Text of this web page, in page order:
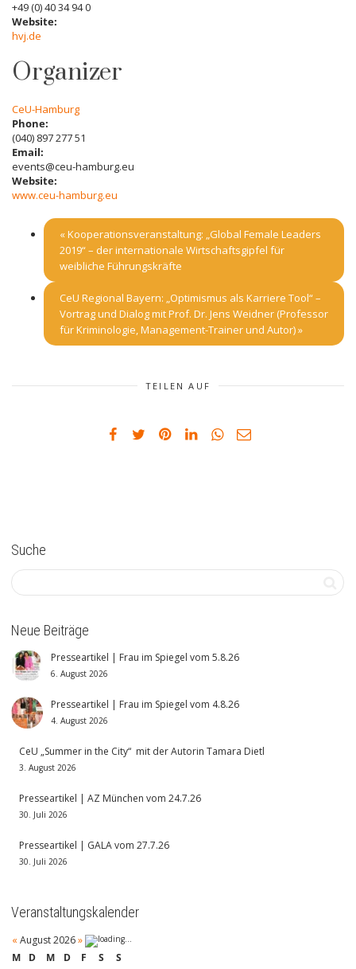
+49 (0) 40 34 94 0
Website:
hvj.de
Organizer
CeU-Hamburg
Phone:
(040) 897 277 51
Email:
events@ceu-hamburg.eu
Website:
www.ceu-hamburg.eu
«Kooperationsveranstaltung: „Global Female Leaders
2019“ – der internationale Wirtschaftsgipfel für
weibliche Führungskräfte
CeU Regional Bayern: „Optimismus als Karriere Tool“ –
Vortrag und Dialog mit Prof. Dr. Jens Weidner (Professor
für Kriminologie, Management-Trainer und Autor)»
TEILEN AUF
Suche
Neue Beiträge
Presseartikel | Frau im Spiegel vom 5.8.26
6. August 2026
Presseartikel | Frau im Spiegel vom 4.8.26
4. August 2026
CeU „Summer in the City“ mit der Autorin Tamara Dietl
3. August 2026
Presseartikel | AZ München vom 24.7.26
30. Juli 2026
Presseartikel | GALA vom 27.7.26
30. Juli 2026
Veranstaltungskalender
« August 2026»
M
D M D F S
S